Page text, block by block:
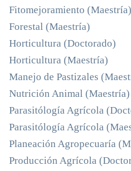
Fitomejoramiento (Maestría)
Forestal (Maestría)
Horticultura (Doctorado)
Horticultura (Maestría)
Manejo de Pastizales
Nutrición Animal (Maestría)
Parasitólogía Agrícola
Parasitólogía Agrícola
Planeación Agropecuaría
Producción Agrícola